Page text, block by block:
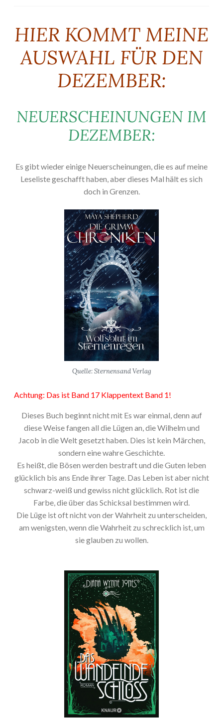
HIER KOMMT MEINE
AUSWAHL FÜR DEN
DEZEMBER:
NEUERSCHEINUNGEN IM
DEZEMBER:
Es gibt wieder einige Neuerscheinungen, die es auf meine
Leseliste geschafft haben, aber dieses Mal hält es sich
doch in Grenzen.
Quelle: Sternensand Verlag
Achtung: Das ist Band 17 Klappentext Band 1!
Dieses Buch beginnt nicht mit Es war einmal, denn auf
diese Weise fangen all die Lügen an, die Wilhelm und
Jacob in die Welt gesetzt haben. Dies ist kein Märchen,
sondern eine wahre Geschichte.
Es heißt, die Bösen werden bestraft und die Guten leben
glücklich bis ans Ende ihrer Tage. Das Leben ist aber nicht
schwarz-weiß und gewiss nicht glücklich. Rot ist die
Farbe, die über das Schicksal bestimmen wird.
Die Lüge ist oft nicht von der Wahrheit zu unterscheiden,
am wenigsten, wenn die Wahrheit zu schrecklich ist, um
sie glauben zu wollen.